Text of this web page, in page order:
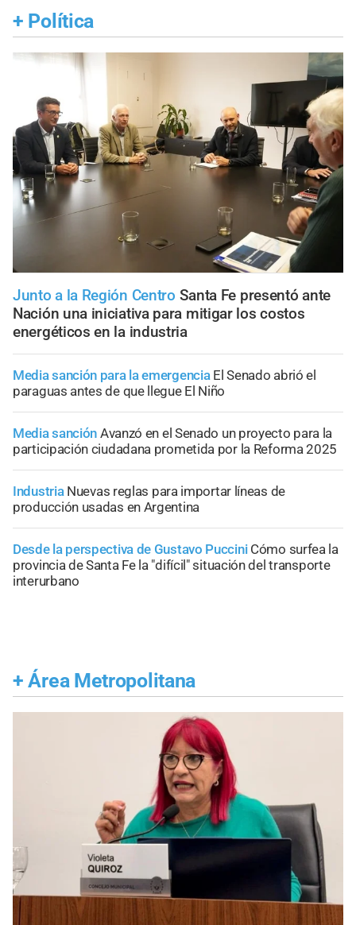
+ Política
Junto a la Región Centro Santa Fe presentó ante
Nación una iniciativa para mitigar los costos
energéticos en la industria
Media sanción para la emergencia El Senado abrió el
paraguas antes de que llegue El Niño
Media sanción Avanzó en el Senado un proyecto para la
participación ciudadana prometida por la Reforma 2025
Industria Nuevas reglas para importar líneas de
producción usadas en Argentina
Desde la perspectiva de Gustavo Puccini Cómo surfea la
provincia de Santa Fe la "difícil" situación del transporte
interurbano
+ Área Metropolitana